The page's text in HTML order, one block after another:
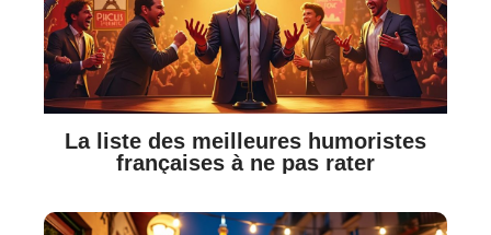
La liste des meilleures humoristes
françaises à ne pas rater